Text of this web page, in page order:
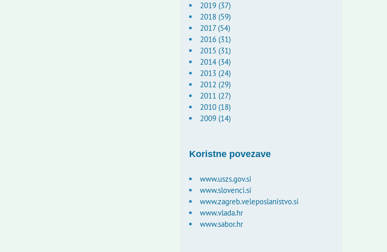
2019 (37)
2018 (59)
2017 (54)
2016 (31)
2015 (31)
2014 (34)
2013 (24)
2012 (29)
2011 (27)
2010 (18)
2009 (14)
Koristne povezave
www.uszs.gov.si
www.slovenci.si
www.zagreb.veleposlanistvo.si
www.vlada.hr
www.sabor.hr